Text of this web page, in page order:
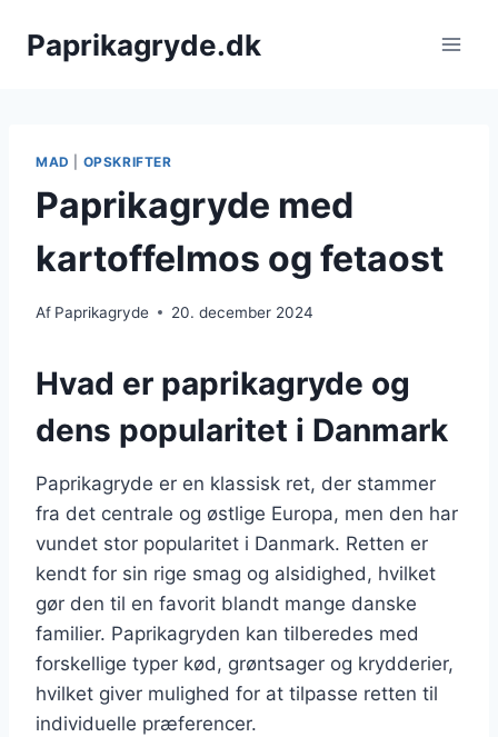
Paprikagryde.dk
MAD OPSKRIFTER
Paprikagryde med
kartoffelmos og fetaost
Af Paprikagryde 20. december 2024
Hvad er paprikagryde og
dens popularitet i Danmark
Paprikagryde er en klassisk ret, der stammer
fra det centrale og østlige Europa, men den har
vundet stor popularitet i Danmark. Retten er
kendt for sin rige smag og alsidighed, hvilket
gør den til en favorit blandt mange danske
familier. Paprikagryden kan tilberedes med
forskellige typer kød, grøntsager og krydderier,
hvilket giver mulighed for at tilpasse retten til
individuelle præferencer.